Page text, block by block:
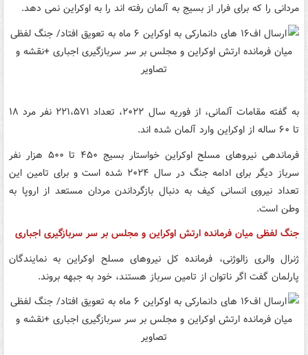
مردانی را که برای فرار از بسیج به آلمان رفته اند را به اوکراین نمی دهد.
به گفته مقامات آلمانی، از فوریه سال ۲۰۲۲، تعداد ۲۲۱،۵۷۱ نفر مرد ۱۸
تا ۶۰ ساله از اوکراین وارد آلمان شده اند.
فرماندهی نیروهای مسلح اوکراین خواستار بسیج ۴۵۰ تا ۵۰۰ هزار نفر
سرباز دیگر برای ادامه جنگ در سال ۲۰۲۴ شده است و برای تامین این
تعداد نیروی انسانی کیف به دنبال بازگرداندن مردان مستعد از اروپا به
وطن است.
جنگ لفظی میان فرمانده ارتش اوکراین و مجلس بر سر سربازگیری اجباری
ژنرال والری زالوژنی، فرمانده کل نیروهای مسلح اوکراین به نمایندگان
پارلمان گفت اگر ناتوان از تامین سرباز هستند، خود به جبهه بروند.